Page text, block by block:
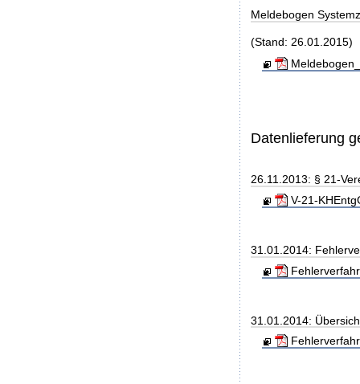
Meldebogen
(Stand: 26.01.2015)
Datenlieferung
26.11.2013: § 21-
V-21-
31.01.2014:
31.01.2014: